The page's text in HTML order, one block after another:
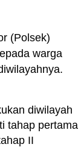
(Polsek)
warga
diwilayah
tahap pertama
II